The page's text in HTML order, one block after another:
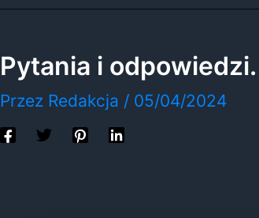
Pytania i
Przez Redakcja / 05/04/2024